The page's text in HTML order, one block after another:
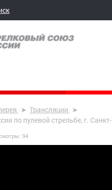
Трансляции
по пулевой стрельбе, г.
94